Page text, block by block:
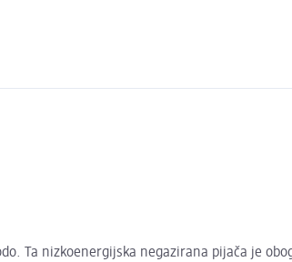
Ta nizkoenergijska negazirana pijača je